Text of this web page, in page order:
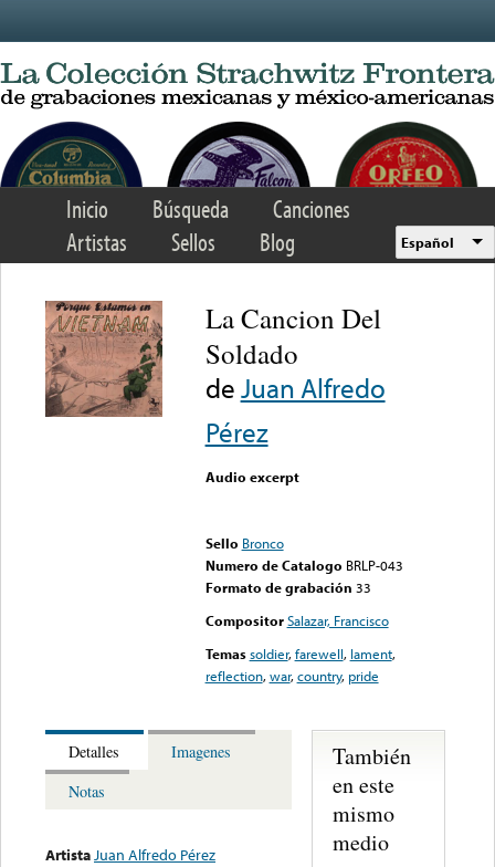
Inicio Búsqueda
Canciones
Artistas
Sellos Blog Español
La Cancion Del
Soldado
deJuan Alfredo
Pérez
Audio excerpt
Sello Bronco
Numero de Catalogo BRLP-043
Formato de grabación 33
Compositor Salazar, Francisco
Temas soldier,farewell, lament,
reflection,war,country, pride
Detalles
Imagenes
Notas
ArtistaJuan Alfredo Pérez
También
en este
mismo
medio